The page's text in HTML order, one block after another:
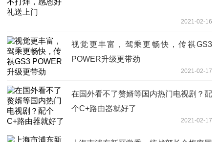
2021-02-16
视觉更丰富，驾乘更畅快，传祺GS3
POWER升级更带劲
2021-02-17
在国外看不了赘婿等国内热门电视剧？配
个C+路由器就好了
2021-02-17